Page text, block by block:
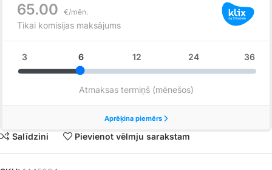
Salīdzini Pievienot vēlmju sarakstam